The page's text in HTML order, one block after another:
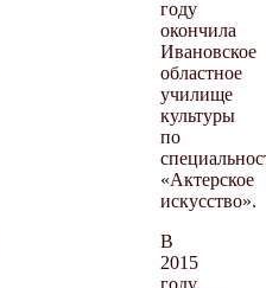
году
окончила
Ивановское
областное
училище
культуры
по
«Актерское
искусство».
В
2015
году